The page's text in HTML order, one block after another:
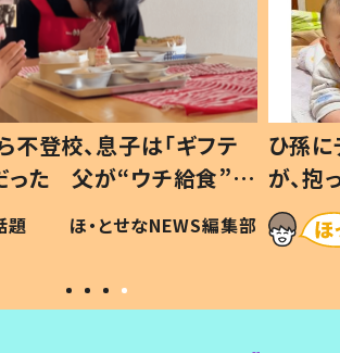
不登校、息子は「ギフテ
った 父が“ウチ給食”を
ける理由とは #令和の親
子
題 ほ・とせなNEWS編集部
ひ孫
が、
「涙が
い」